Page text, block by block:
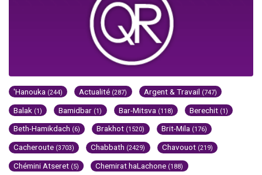
'Hanouka (244) Actualité (287) Argent & Travail (747)
Balak (1) Bamidbar (1) Bar-Mitsva (118) Berechit (1)
Beth-Hamikdach (6) Brakhot (1520) Brit-Mila (176)
Cacheroute (3703) Chabbath (2429) Chavouot (219)
Chémini Atseret (5) Chemirat haLachone (188)